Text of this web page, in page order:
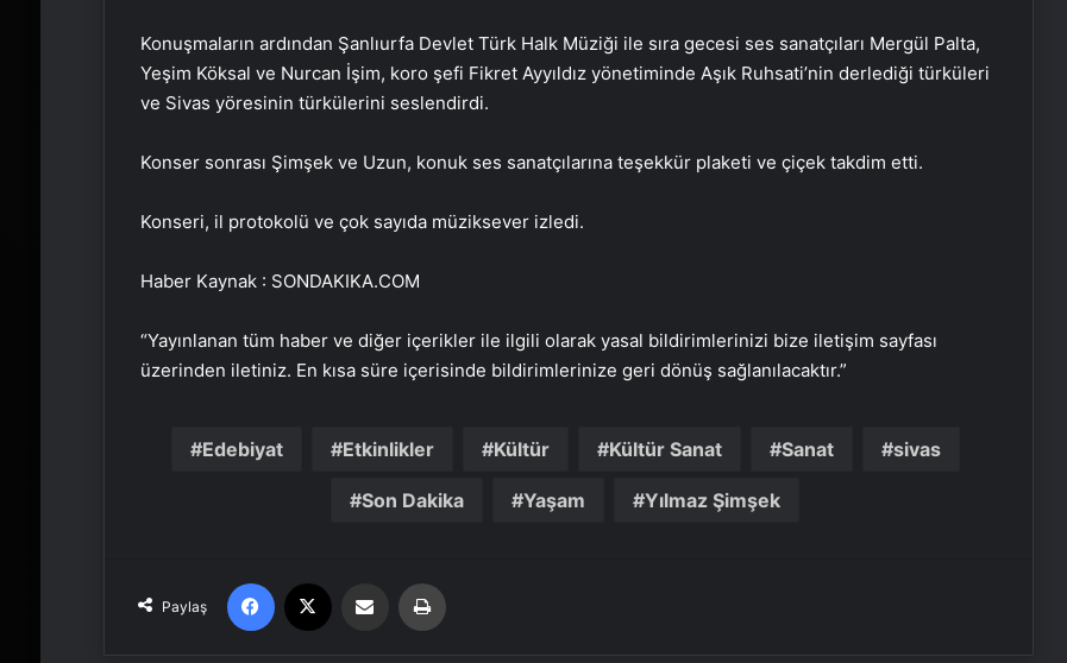
Konuşmaların ardından Şanlıurfa Devlet Türk Halk Müziği ile sıra gecesi ses sanatçıları Mergül Palta,
Yeşim Köksal ve Nurcan İşim, koro şefi Fikret Ayyıldız yönetiminde Aşık Ruhsati’nin derlediği türküleri
ve Sivas yöresinin türkülerini seslendirdi.
Konser sonrası Şimşek ve Uzun, konuk ses sanatçılarına teşekkür plaketi ve çiçek takdim etti.
Konseri, il protokolü ve çok sayıda müziksever izledi.
Haber Kaynak : SONDAKIKA.COM
“Yayınlanan tüm haber ve diğer içerikler ile ilgili olarak yasal bildirimlerinizi bize iletişim sayfası
üzerinden iletiniz. En kısa süre içerisinde bildirimlerinize geri dönüş sağlanılacaktır.”
Edebiyat Etkinlikler Kültür Kültür Sanat Sanat sivas
Son Dakika Yaşam Yılmaz Şimşek
Paylaş
Facebook Email'den paylaş
Harbiye Açıkhava Tiyatrosu’nda